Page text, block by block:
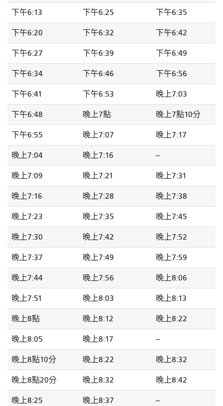
下午6:13 下午6:25 下午6:35
下午6:20 下午6:32 下午6:42
下午6:27 下午6:39 下午6:49
下午6:34 下午6:46 下午6:56
下午6:41 下午6:53 晚上7:03
下午6:48 晚上7點 晚上7點10分
下午6:55 晚上7:07 晚上7:17
晚上7:04 晚上7:16 --
晚上7:09 晚上7:21 晚上7:31
晚上7:16 晚上7:28 晚上7:38
晚上7:23 晚上7:35 晚上7:45
晚上7:30 晚上7:42 晚上7:52
晚上7:37 晚上7:49 晚上7:59
晚上7:44 晚上7:56 晚上8:06
晚上7:51 晚上8:03 晚上8:13
晚上8點 晚上8:12 晚上8:22
晚上8:05 晚上8:17 --
晚上8點10分 晚上8:22 晚上8:32
晚上8點20分 晚上8:32 晚上8:42
晚上8:25 晚上8:37 --